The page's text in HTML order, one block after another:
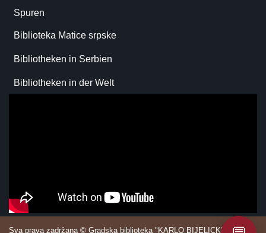
Spuren
Biblioteka Matice srpske
Bibliotheken in Serbien
Bibliotheken in der Welt
Sva prava zadržana © Gradska biblioteka "KARLO BIJELICKI" Sombor.